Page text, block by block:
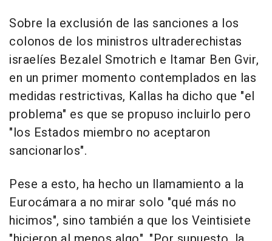
Sobre la exclusión de las sanciones a los
colonos de los ministros ultraderechistas
israelíes Bezalel Smotrich e Itamar Ben Gvir,
en un primer momento contemplados en las
medidas restrictivas, Kallas ha dicho que "el
problema" es que se propuso incluirlo pero
"los Estados miembro no aceptaron
sancionarlos".
Pese a esto, ha hecho un llamamiento a la
Eurocámara a no mirar solo "qué más no
hicimos", sino también a que los Veintisiete